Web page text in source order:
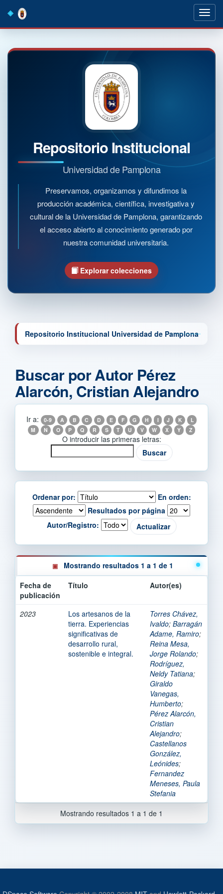
navigation
Repositorio Institucional
Universidad de Pamplona
Preservamos, organizamos y difundimos la
producción académica, científica, investigativa y
cultural de la Universidad de Pamplona, garantizando
el acceso abierto al conocimiento generado por
nuestra comunidad universitaria.
Explorar colecciones
Repositorio Institucional Universidad de Pamplona
Buscar por Autor Pérez
Alarcón, Cristian Alejandro
Ir a: 0-9 A B C D E F G H I J K
L
M
N O P Q R S T U V W X Y Z
O introducir las primeras letras:
Ordenar por:
En orden:
Resultados por página
Autor/Registro:
Mostrando resultados 1 a 1 de 1
Fecha de
publicación
Título Autor(es)
2023
Los artesanos de la
tierra. Experiencias
significativas de
desarrollo rural,
sostenible e integral.
Torres Chávez,
Ivaldo; Barragán
Adame, Ramiro;
Reina Mesa,
Jorge Rolando;
Rodríguez,
Neldy Tatiana;
Giraldo
Vanegas,
Humberto;
Pérez Alarcón,
Cristian
Alejandro;
Castellanos
González,
Leónides;
Fernandez
Meneses, Paula
Stefania
Mostrando resultados 1 a 1 de 1